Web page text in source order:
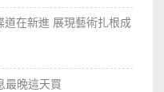
道在新進 展現藝術扎根成
晚這天買